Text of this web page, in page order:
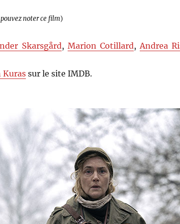
noter ce film)
Skarsgård, Marion Cotillard, Andrea
Kurassur le site IMDB.